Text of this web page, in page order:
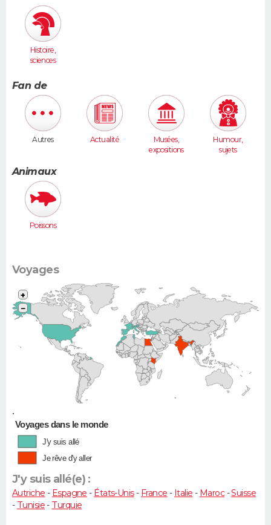
Histoire,
sciences
Fan de
Autres Actualité
Musées,
expositions
Humour,
sujets
Animaux
Poissons
Voyages
•
+
−
Voyages dans le monde
J'y suis allé
Je rêve d'y aller
J'y suis allé(e) :
Autriche - Espagne - États-Unis- France - Italie - Maroc-Suisse
- Tunisie- Turquie